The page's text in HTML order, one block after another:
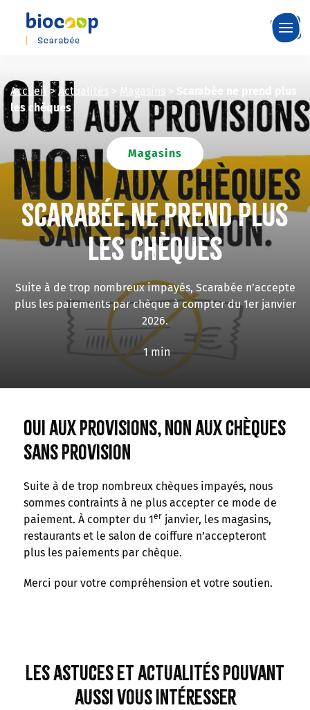
Skip
content
Accueil >Actualités > Magasins >
Scarabée ne prend plus
les chèques
Magasins
Scarabée ne prend plus
les chèques
Suite à de trop nombreux impayés, Scarabée n’accepte
plus les paiements par chèque à compter du 1er janvier
2026.
1 min
Oui aux provisions, non aux chèques
sans provision
Suite à de trop nombreux chèques impayés, nous
sommes contraints à ne plus accepter ce mode de
paiement. À compter du 1erjanvier, les magasins,
restaurants et le salon de coiffure n’accepteront
plus les paiements par chèque.
Merci pour votre compréhension et votre soutien.
Les astuces et actualités pouvant
aussi vous intéresser